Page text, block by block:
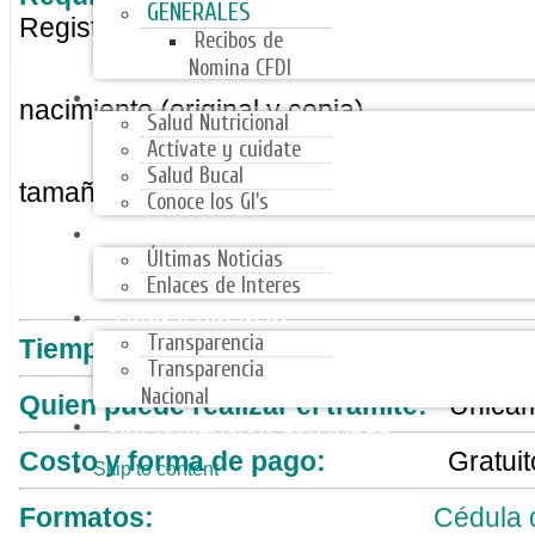
GENERALES
Recibos de
Nomina CFDI
PROGRAMAS
Salud Nutricional
Actívate y cuidate
Salud Bucal
Conoce los GI's
Últimas Noticias
Enlaces de Interes
TRANSPARENCIA
Transparencia
Transparencia
Nacional
ARMONIZACIÓN CONTABLE
Skip to content
Registro
nacimiento (original y copia)
tamaño infantil
Tiempo de respuesta:
Quien puede realizar el trámite:
Costo y forma de pago:
Formatos: Cédula